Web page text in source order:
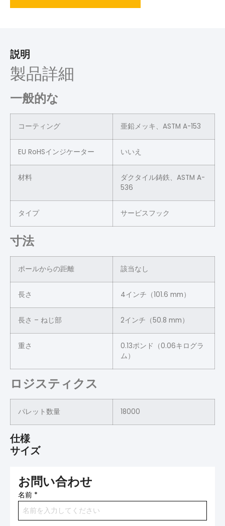
説明
製品詳細
一般的な
コーティング 亜鉛メッキ、ASTM A-153
EU RoHSインジケーター いいえ
材料
ダクタイル鋳鉄、ASTM A-
536
タイプ サービスフック
寸法
ポールからの距離 該当なし
長さ 4インチ（101.6 mm）
長さ – ねじ部 2インチ（50.8 mm）
重さ
0.13ポンド（0.06キログラ
ム）
ロジスティクス
パレット数量 18000
仕様
サイズ
お問い合わせ
名前 *